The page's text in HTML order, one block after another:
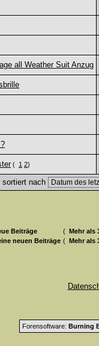
all Weather Suit Anzug
( 1 2)
sortiert nach
Beiträge ( Mehr als
neuen Beiträge ( Mehr als
Forensoftware: Burning